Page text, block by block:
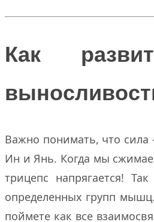
Как
Важно понимать, что
Ин и Янь. Когда мы
трицепс напрягается!
определенных групп
поймете как все